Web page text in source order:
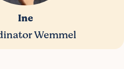
Ine
Wemmel